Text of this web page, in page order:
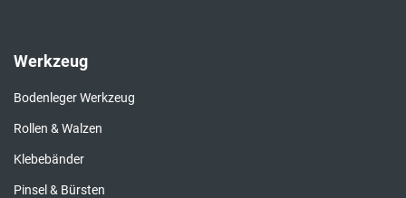
Werkzeug
Bodenleger Werkzeug
Rollen & Walzen
Klebebänder
Pinsel & Bürsten